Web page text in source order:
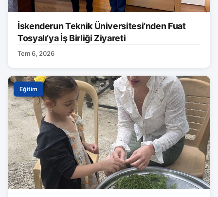
İskenderun Teknik Üniversitesi’nden Fuat
Tosyalı’ya İş Birliği Ziyareti
Tem 6, 2026
Eğitim